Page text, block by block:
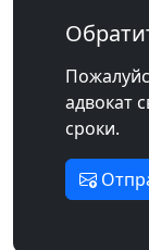
адвокат
сроки.